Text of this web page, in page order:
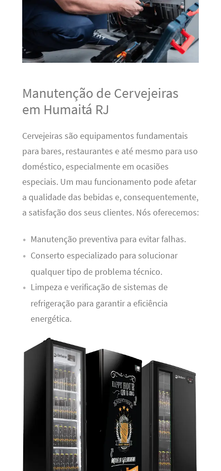
Manutenção de Cervejeiras
em Humaitá RJ
Cervejeiras são equipamentos fundamentais
para bares, restaurantes e até mesmo para uso
doméstico, especialmente em ocasiões
especiais. Um mau funcionamento pode afetar
a qualidade das bebidas e, consequentemente,
a satisfação dos seus clientes. Nós oferecemos:
Manutenção preventiva para evitar falhas.
Conserto especializado para solucionar
qualquer tipo de problema técnico.
Limpeza e verificação de sistemas de
refrigeração para garantir a eficiência
energética.